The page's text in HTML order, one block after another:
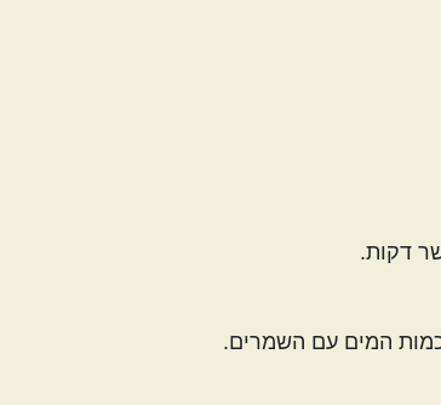
דקות.
המים עם השמרים.